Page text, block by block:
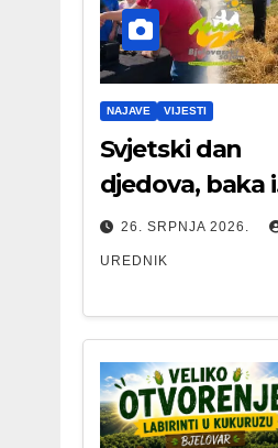
NAJAVE VIJESTI
Svjetski dan
djedova, baka i
starijih osoba
26. SRPNJA 2026.
UREDNIK